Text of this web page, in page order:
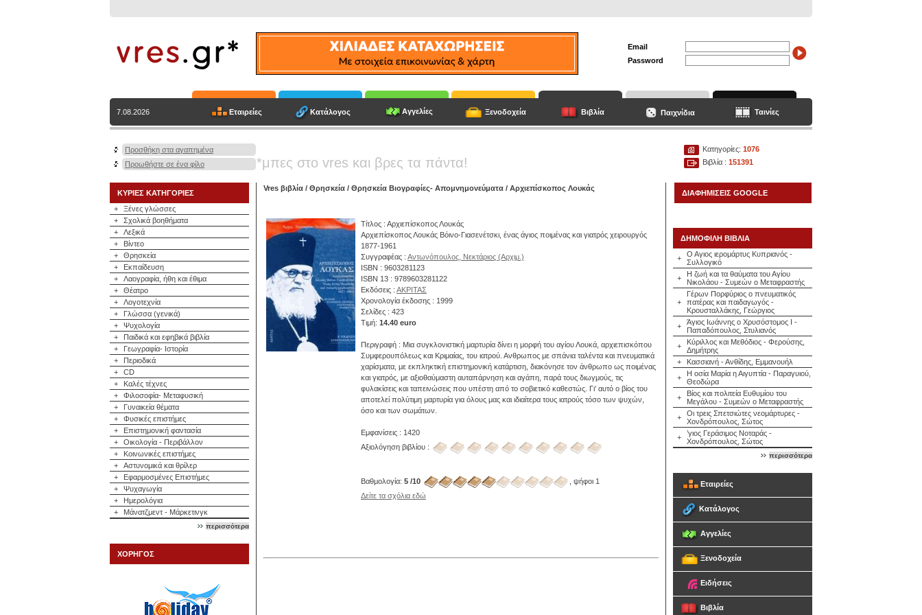
Email
Password
7.08.2026 Εταιρείες Κατάλογος Αγγελίες Ξενοδοχεία Βιβλία Παιχνίδια Ταινίες
Προσθήκη στα αγαπημένα
Προωθήστε σε ένα φίλο
*μπες στο vres και βρες τα πάντα!
Κατηγορίες: 1076
Βιβλία : 151391
ΚΥΡΙΕΣ ΚΑΤΗΓΟΡΙΕΣ
+
Ξένες γλώσσες
+
Σχολικά βοηθήματα
+
Λεξικά
+
Βίντεο
+
Θρησκεία
+
Εκπαίδευση
+
Λαογραφία, ήθη και έθιμα
+
Θέατρο
+
Λογοτεχνία
+
Γλώσσα (γενικά)
+
Ψυχολογία
+
Παιδικά και εφηβικά βιβλία
+
Γεωγραφία- Ιστορία
+
Περιοδικά
+
CD
+
Καλές τέχνες
+
Φιλοσοφία- Μεταφυσική
+
Γυναικεία θέματα
+
Φυσικές επιστήμες
+
Επιστημονική φαντασία
+
Οικολογία - Περιβάλλον
+
Κοινωνικές επιστήμες
+
Αστυνομικά και θρίλερ
+
Εφαρμοσμένες Επιστήμες
+
Ψυχαγωγία
+
Ημερολόγια
+
Μάνατζμεντ - Μάρκετινγκ
περισσότερα
ΧΟΡΗΓΟΣ
Vres βιβλία / Θρησκεία / Θρησκεία Βιογραφίες- Απομνημονεύματα / Αρχιεπίσκοπος Λουκάς
Τίτλος : Αρχιεπίσκοπος Λουκάς
Αρχιεπίσκοπος Λουκάς Βόινο-Γιασενέτσκι, ένας άγιος ποιμένας και γιατρός χειρουργός
1877-1961
Συγγραφέας : Αντωνόπουλος, Νεκτάριος (Αρχιμ.)
ISBN : 9603281123
ISBN 13 : 9789603281122
Εκδόσεις : ΑΚΡΙΤΑΣ
Χρονολογία έκδοσης : 1999
Σελίδες : 423
Τιμή: 14.40 euro
Περιγραφή : Μια συγκλονιστική μαρτυρία δίνει η μορφή του αγίου Λουκά, αρχιεπισκόπου
Συμφερουπόλεως και Κριμαίας, του ιατρού. Ανθρωπος με σπάνια ταλέντα και πνευματικά
χαρίσματα, με εκπληκτική επιστημονική κατάρτιση, διακόνησε τον άνθρωπο ως ποιμένας
και γιατρός, με αξιοθαύμαστη αυταπάρνηση και αγάπη, παρά τους διωγμούς, τις
φυλακίσεις και ταπεινώσεις που υπέστη από το σοβιετικό καθεστώς. Γι' αυτό ο βίος του
αποτελεί πολύτιμη μαρτυρία για όλους μας και ιδιαίτερα τους ιατρούς τόσο των ψυχών,
όσο και των σωμάτων.
Εμφανίσεις : 1420
Αξιολόγηση βιβλίου :
Βαθμολογία: 5 /10
, ψήφοι 1
Δείτε τα σχόλια εδώ
ΔΙΑΦΗΜΙΣΕΙΣ GOOGLE
ΔΗΜΟΦΙΛΗ ΒΙΒΛΙΑ
+
Ο Αγιος ιερομάρτυς Κυπριανός -
Συλλογικό
+
Η ζωή και τα θαύματα του Αγίου
Νικολάου - Συμεών ο Μεταφραστής
+
Γέρων Πορφύριος ο πνευματικός
πατέρας και παιδαγωγός -
Κρουσταλλάκης, Γεώργιος
+
Άγιος Ιωάννης ο Χρυσόστομος Ι -
Παπαδόπουλος, Στυλιανός
+
Κύριλλος και Μεθόδιος - Φερούσης,
Δημήτρης
+
Κασσιανή - Ανθίδης, Εμμανουήλ
+
Η οσία Μαρία η Αιγυπτία - Παραγυιού,
Θεοδώρα
+
Βίος και πολιτεία Ευθυμίου του
Μεγάλου - Συμεών ο Μεταφραστής
+
Οι τρεις Σπετσιώτες νεομάρτυρες -
Χονδρόπουλος, Σώτος
+
’γιος Γεράσιμος Νοταράς -
Χονδρόπουλος, Σώτος
περισσότερα
Εταιρείες
Κατάλογος
Αγγελίες
Ξενοδοχεία
Ειδήσεις
Βιβλία